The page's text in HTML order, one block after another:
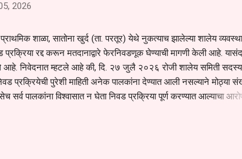
2026
प्राथमिक शाळा, सातोना खुर्द (ता. परतूर) येथे नुकत्याच झालेल्या शालेय
प्रक्रिया रद्द करून मतदानाद्वारे फेरनिवडणूक घेण्याची मागणी केली आहे.
आहे. निवेदनात म्हटले आहे की, दि. २७ जुलै २०२६ रोजी शालेय समिती
प्रक्रियेची पुरेशी माहिती अनेक पालकांना देण्यात आली नसल्याने मोठ्या
पालकांना विश्वासात न घेता निवड प्रक्रिया पूर्ण करण्यात आल्याचा
पालकांनी केली आहे. या निवेदनाच्या प्रती जिल्हा शिक्षण अधिकारी
पाठविण्यात आल्या असून प्रशासन याबाबत काय निर्णय घेते, याकडे